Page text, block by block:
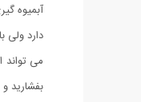
می تواند